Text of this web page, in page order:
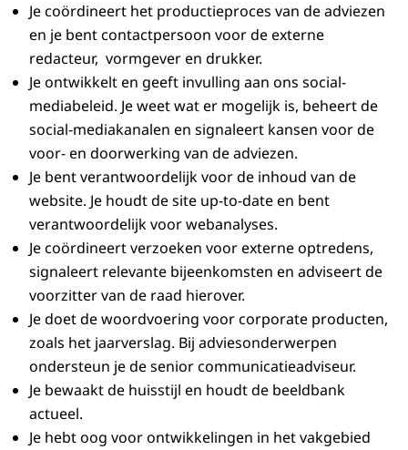
Je coördineert het productieproces van de adviezen
en je bent contactpersoon voor de externe
redacteur, vormgever en drukker.
Je ontwikkelt en geeft invulling aan ons social-
mediabeleid. Je weet wat er mogelijk is, beheert de
social-mediakanalen en signaleert kansen voor de
voor- en doorwerking van de adviezen.
Je bent verantwoordelijk voor de inhoud van de
website. Je houdt de site up-to-date en bent
verantwoordelijk voor webanalyses.
Je coördineert verzoeken voor externe optredens,
signaleert relevante bijeenkomsten en adviseert de
voorzitter van de raad hierover.
Je doet de woordvoering voor corporate producten,
zoals het jaarverslag. Bij adviesonderwerpen
ondersteun je de senior communicatieadviseur.
Je bewaakt de huisstijl en houdt de beeldbank
actueel.
Je hebt oog voor ontwikkelingen in het vakgebied